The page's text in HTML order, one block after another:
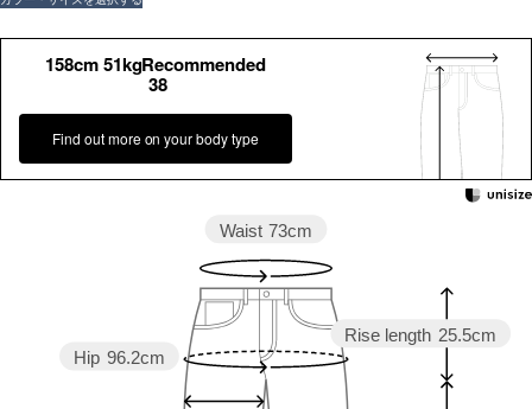
158cm 51kgRecommended
38
Find out more on your body type
Rise length 25.5cm
Hip 96.2cm
Waist 73cm